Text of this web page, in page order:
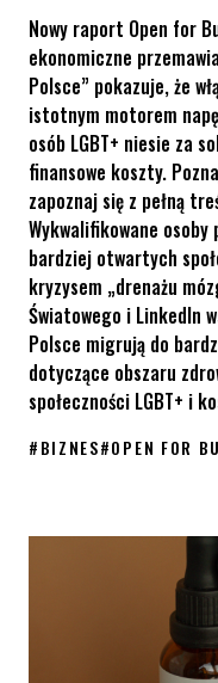
Nowy raport Open for
ekonomiczne
Polsce” pokazuje, że
istotnym motorem
osób LGBT+ niesie za
finansowe koszty.
zapoznaj się z pełną
Wykwalifikowane osoby
bardziej otwartych
kryzysem „drenażu
Światowego i LinkedIn
Polsce migrują do
dotyczące obszaru
społeczności LGBT+ i
#BIZNES#OPEN FOR